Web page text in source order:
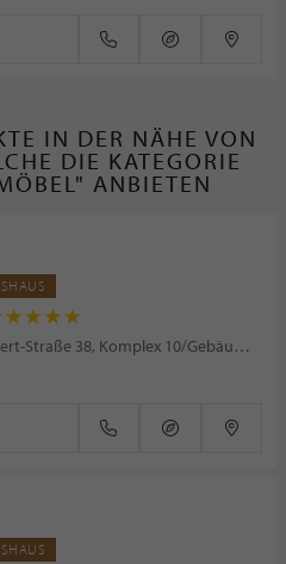
IN DER NÄHE VON
DIE KATEGORIE
ANBIETEN
Wilhelm-Ruppert-Straße 38, Komplex 10/Gebäude D7